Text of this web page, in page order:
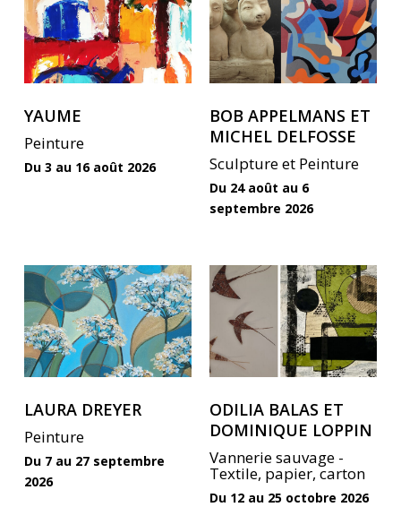
pièce
FRED RADIX
Vendredi 25 septembre
OUVERTURE DE SAISON
YAUME
Peinture
Du 3 au 16 août 2026
et
Michel
DELFOSSE
BOB APPELMANS ET
MICHEL DELFOSSE
Sculpture et Peinture
Du 24 août au 6
septembre 2026
Laura
Dreyer
LAURA DREYER
Peinture
Du 7 au 27 septembre
2026
Odilia
Balas
Dominique
Loppin
ODILIA BALAS ET
DOMINIQUE LOPPIN
Vannerie sauvage -
Textile, papier, carton
Du 12 au 25 octobre 2026